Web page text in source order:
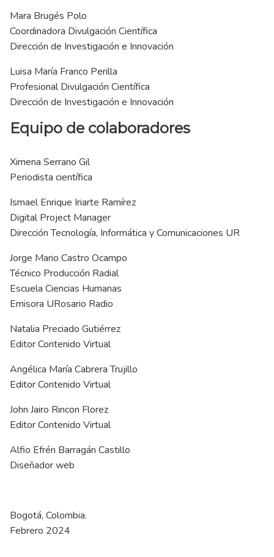
Mara Brugés Polo
Coordinadora Divulgación Científica
Dirección de Investigación e Innovación
Luisa María Franco Perilla
Profesional Divulgación Científica
Dirección de Investigación e Innovación
Equipo de colaboradores
Ximena Serrano Gil
Periodista científica
Ismael Enrique Iriarte Ramírez
Digital Project Manager
Dirección Tecnología, Informática y Comunicaciones UR
Jorge Mario Castro Ocampo
Técnico Producción Radial
Escuela Ciencias Humanas
Emisora URosario Radio
Natalia Preciado Gutiérrez
Editor Contenido Virtual
Angélica María Cabrera Trujillo
Editor Contenido Virtual
John Jairo Rincon Florez
Editor Contenido Virtual
Alfio Efrén Barragán Castillo
Diseñador web
Bogotá, Colombia.
Febrero 2024